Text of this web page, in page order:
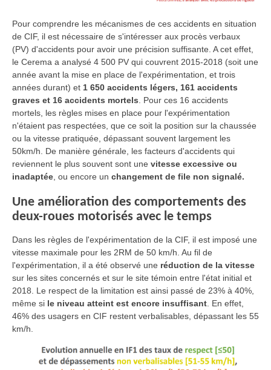
Pour comprendre les mécanismes de ces accidents en situation
de CIF, il est nécessaire de s'intéresser aux procès verbaux
(PV) d'accidents pour avoir une précision suffisante. A cet effet,
le Cerema a analysé 4 500 PV qui couvrent 2015-2018 (soit une
année avant la mise en place de l'expérimentation, et trois
années durant) et 1 650 accidents légers, 161 accidents
graves et 16 accidents mortels. Pour ces 16 accidents
mortels, les règles mises en place pour l'expérimentation
n'étaient pas respectées, que ce soit la position sur la chaussée
ou la vitesse pratiquée, dépassant souvent largement les
50km/h. De manière générale, les facteurs d'accidents qui
reviennent le plus souvent sont une vitesse excessive ou
inadaptée, ou encore un changement de file non signalé.
Une amélioration des comportements des
deux-roues motorisés avec le temps
Dans les règles de l'expérimentation de la CIF, il est imposé une
vitesse maximale pour les 2RM de 50 km/h. Au fil de
l'expérimentation, il a été observé une réduction de la vitesse
sur les sites concernés et sur le site témoin entre l'état initial et
2018. Le respect de la limitation est ainsi passé de 23% à 40%,
même si le niveau atteint est encore insuffisant. En effet,
46% des usagers en CIF restent verbalisables, dépassant les 55
km/h.